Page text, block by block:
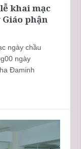
khai mạc
phận
ngày chầu
ngày
Đaminh